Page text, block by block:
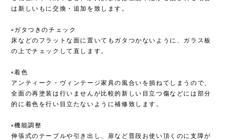
は新しいもに交換・追加を致します。
▫︎ガタつきのチェック
床などのフラットな面に置いてもガタつかないように、ガラス板
の上でチェックして直します。
▫︎着色
アンティーク・ヴィンテージ家具の風合いを損ねてしまうので、
全面の再塗装は行いませんが比較的新しい目立つ傷などには部分
的に着色を行い目立たないように補修致します。
▫︎機能調整
伸張式のテーブルや引き出し、扉など普段お使い頂くのに支障が